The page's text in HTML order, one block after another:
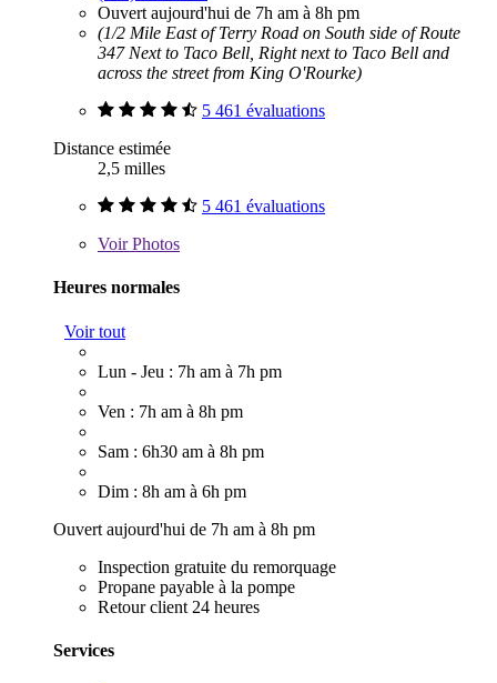
Ouvert aujourd'hui de 7h am à 8h pm
(1/2 Mile East of Terry Road on South side of Route
347 Next to Taco Bell, Right next to Taco Bell and
across the street from King O'Rourke)
5 461 évaluations
Distance estimée
2,5 milles
5 461 évaluations
VoirPhotos
Heures normales
Voir tout
Lun - Jeu : 7h am à 7h pm
Ven : 7h am à 8h pm
Sam : 6h30 am à 8h pm
Dim : 8h am à 6h pm
Ouvert aujourd'hui de 7h am à 8h pm
Inspection gratuite du remorquage
Propane payable à la pompe
Retour client 24 heures
Services